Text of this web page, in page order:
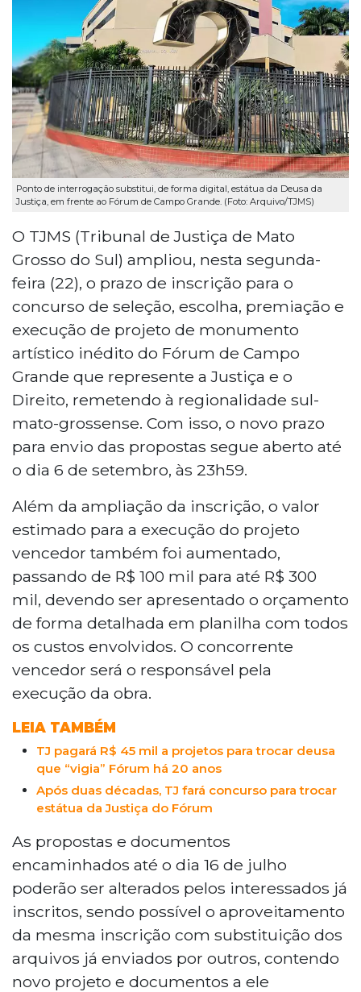
Ponto de interrogação substitui, de forma digital, estátua da Deusa da
Justiça, em frente ao Fórum de Campo Grande. (Foto: Arquivo/TJMS)
O TJMS (Tribunal de Justiça de Mato
Grosso do Sul) ampliou, nesta segunda-
feira (22), o prazo de inscrição para o
concurso de seleção, escolha, premiação e
execução de projeto de monumento
artístico inédito do Fórum de Campo
Grande que represente a Justiça e o
Direito, remetendo à regionalidade sul-
mato-grossense. Com isso, o novo prazo
para envio das propostas segue aberto até
o dia 6 de setembro, às 23h59.
Além da ampliação da inscrição, o valor
estimado para a execução do projeto
vencedor também foi aumentado,
passando de R$ 100 mil para até R$ 300
mil, devendo ser apresentado o orçamento
de forma detalhada em planilha com todos
os custos envolvidos. O concorrente
vencedor será o responsável pela
execução da obra.
LEIA TAMBÉM
TJ pagará R$ 45 mil a projetos para trocar deusa
que “vigia” Fórum há 20 anos
Após duas décadas, TJ fará concurso para trocar
estátua da Justiça do Fórum
As propostas e documentos
encaminhados até o dia 16 de julho
poderão ser alterados pelos interessados já
inscritos, sendo possível o aproveitamento
da mesma inscrição com substituição dos
arquivos já enviados por outros, contendo
novo projeto e documentos a ele